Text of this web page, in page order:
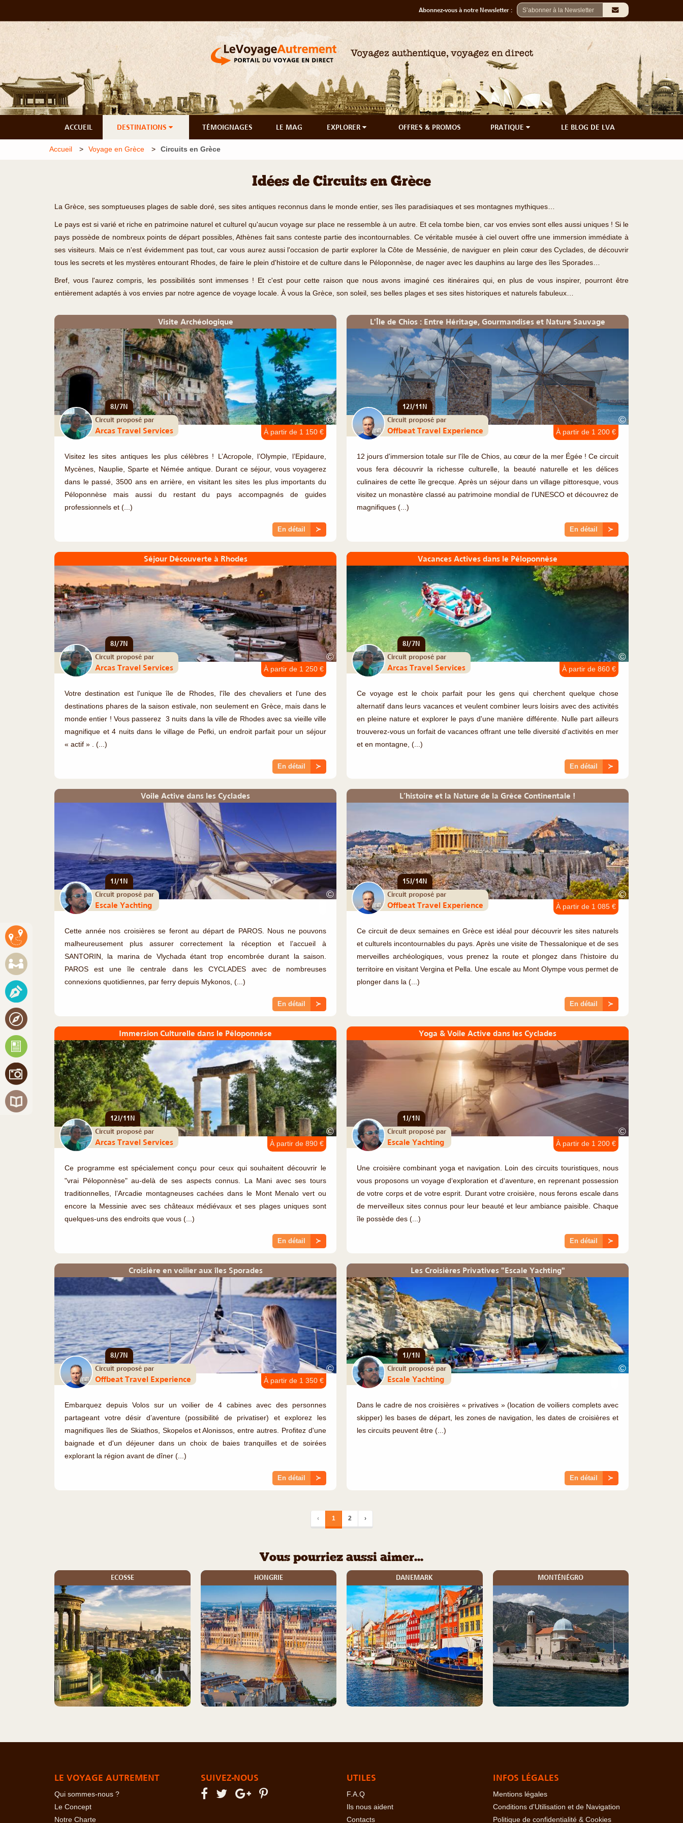
Abonnez-vous à notre Newsletter :
ACCUEIL DESTINATIONS TÉMOIGNAGES LE MAG EXPLORER OFFRES & PROMOS PRATIQUE LE BLOG DE LVA
Accueil Voyage en Grèce Circuits en Grèce
Idées de Circuits en Grèce
La Grèce, ses somptueuses plages de sable doré, ses sites antiques reconnus dans le monde entier, ses îles paradisiaques et ses montagnes mythiques…
Le pays est si varié et riche en patrimoine naturel et culturel qu'aucun voyage sur place ne ressemble à un autre. Et cela tombe bien, car vos envies sont elles aussi uniques ! Si le
pays possède de nombreux points de départ possibles, Athènes fait sans conteste partie des incontournables. Ce véritable musée à ciel ouvert offre une immersion immédiate à
ses visiteurs. Mais ce n'est évidemment pas tout, car vous aurez aussi l'occasion de partir explorer la Côte de Messénie, de naviguer en plein cœur des Cyclades, de découvrir
tous les secrets et les mystères entourant Rhodes, de faire le plein d'histoire et de culture dans le Péloponnèse, de nager avec les dauphins au large des îles Sporades…
Bref, vous l'aurez compris, les possibilités sont immenses ! Et c'est pour cette raison que nous avons imaginé ces itinéraires qui, en plus de vous inspirer, pourront être
entièrement adaptés à vos envies par notre agence de voyage locale. À vous la Grèce, son soleil, ses belles plages et ses sites historiques et naturels fabuleux…
Visite Archéologique
©
8J/7N
Circuit proposé par
Arcas Travel Services À partir de 1 150 €
Visitez les sites antiques les plus célèbres ! L’Acropole, l’Olympie, l’Epidaure,
Mycènes, Nauplie, Sparte et Némée antique. Durant ce séjour, vous voyagerez
dans le passé, 3500 ans en arrière, en visitant les sites les plus importants du
Péloponnèse mais aussi du restant du pays accompagnés de guides
professionnels et (...)
En détail ≻
L'Île de Chios : Entre Héritage, Gourmandises et Nature Sauvage
©
12J/11N
Circuit proposé par
Offbeat Travel Experience À partir de 1 200 €
12 jours d'immersion totale sur l'île de Chios, au cœur de la mer Égée ! Ce circuit
vous fera découvrir la richesse culturelle, la beauté naturelle et les délices
culinaires de cette île grecque. Après un séjour dans un village pittoresque, vous
visitez un monastère classé au patrimoine mondial de l'UNESCO et découvrez de
magnifiques (...)
En détail ≻
Séjour Découverte à Rhodes
©
8J/7N
Circuit proposé par
Arcas Travel Services À partir de 1 250 €
Votre destination est l'unique île de Rhodes, l'île des chevaliers et l'une des
destinations phares de la saison estivale, non seulement en Grèce, mais dans le
monde entier ! Vous passerez 3 nuits dans la ville de Rhodes avec sa vieille ville
magnifique et 4 nuits dans le village de Pefki, un endroit parfait pour un séjour
« actif » . (...)
En détail ≻
Vacances Actives dans le Péloponnèse
©
8J/7N
Circuit proposé par
Arcas Travel Services À partir de 860 €
Ce voyage est le choix parfait pour les gens qui cherchent quelque chose
alternatif dans leurs vacances et veulent combiner leurs loisirs avec des activités
en pleine nature et explorer le pays d'une manière différente. Nulle part ailleurs
trouverez-vous un forfait de vacances offrant une telle diversité d'activités en mer
et en montagne, (...)
En détail ≻
Voile Active dans les Cyclades
©
1J/1N
Circuit proposé par
Escale Yachting
Cette année nos croisières se feront au départ de PAROS. Nous ne pouvons
malheureusement plus assurer correctement la réception et l’accueil à
SANTORIN, la marina de Vlychada étant trop encombrée durant la saison.
PAROS est une île centrale dans les CYCLADES avec de nombreuses
connexions quotidiennes, par ferry depuis Mykonos, (...)
En détail ≻
L’histoire et la Nature de la Grèce Continentale !
©
15J/14N
Circuit proposé par
Offbeat Travel Experience À partir de 1 085 €
Ce circuit de deux semaines en Grèce est idéal pour découvrir les sites naturels
et culturels incontournables du pays. Après une visite de Thessalonique et de ses
merveilles archéologiques, vous prenez la route et plongez dans l'histoire du
territoire en visitant Vergina et Pella. Une escale au Mont Olympe vous permet de
plonger dans la (...)
En détail ≻
Immersion Culturelle dans le Péloponnèse
©
12J/11N
Circuit proposé par
Arcas Travel Services À partir de 890 €
Ce programme est spécialement conçu pour ceux qui souhaitent découvrir le
"vrai Péloponnèse" au-delà de ses aspects connus. La Mani avec ses tours
traditionnelles, l’Arcadie montagneuses cachées dans le Mont Menalo vert ou
encore la Messinie avec ses châteaux médiévaux et ses plages uniques sont
quelques-uns des endroits que vous (...)
En détail ≻
Yoga & Voile Active dans les Cyclades
©
1J/1N
Circuit proposé par
Escale Yachting À partir de 1 200 €
Une croisière combinant yoga et navigation. Loin des circuits touristiques, nous
vous proposons un voyage d‘exploration et d‘aventure, en reprenant possession
de votre corps et de votre esprit. Durant votre croisière, nous ferons escale dans
de merveilleux sites connus pour leur beauté et leur ambiance paisible. Chaque
île possède des (...)
En détail ≻
Croisière en voilier aux îles Sporades
©
8J/7N
Circuit proposé par
Offbeat Travel Experience À partir de 1 350 €
Embarquez depuis Volos sur un voilier de 4 cabines avec des personnes
partageant votre désir d’aventure (possibilité de privatiser) et explorez les
magnifiques îles de Skiathos, Skopelos et Alonissos, entre autres. Profitez d'une
baignade et d'un déjeuner dans un choix de baies tranquilles et de soirées
explorant la région avant de dîner (...)
En détail ≻
Les Croisières Privatives "Escale Yachting"
©
1J/1N
Circuit proposé par
Escale Yachting
Dans le cadre de nos croisières « privatives » (location de voiliers complets avec
skipper) les bases de départ, les zones de navigation, les dates de croisières et
les circuits peuvent être (...)
En détail ≻
‹ 1 2 ›
Vous pourriez aussi aimer...
ECOSSE HONGRIE DANEMARK MONTÉNÉGRO
LE VOYAGE AUTREMENT
Qui sommes-nous ?
Le Concept
Notre Charte
SUIVEZ-NOUS UTILES
F.A.Q
Ils nous aident
Contacts
INFOS LÉGALES
Mentions légales
Conditions d'Utilisation et de Navigation
Politique de confidentialité & Cookies